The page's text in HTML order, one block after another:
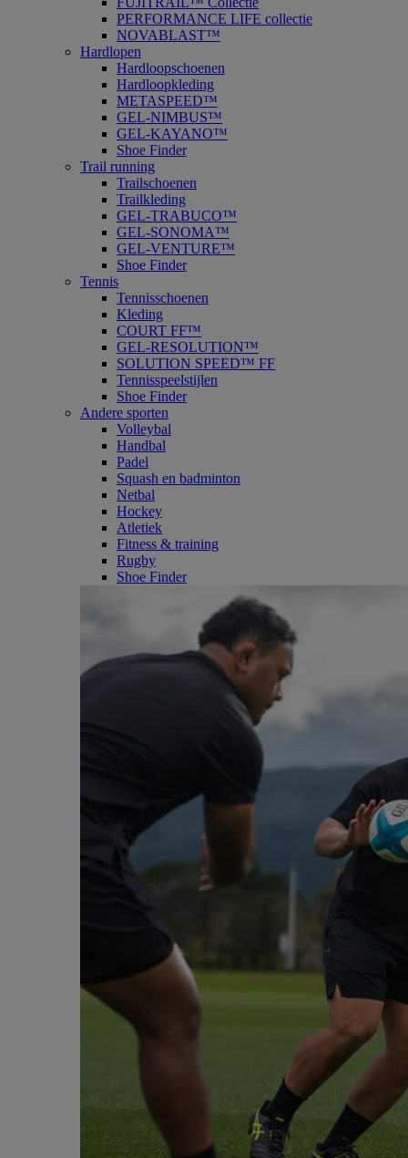
PERFORMANCE LIFE collectie
NOVABLAST™
Hardlopen
Hardloopschoenen
Hardloopkleding
METASPEED™
GEL-NIMBUS™
GEL-KAYANO™
Shoe Finder
Trail running
Trailschoenen
Trailkleding
GEL-TRABUCO™
GEL-SONOMA™
GEL-VENTURE™
Shoe Finder
Tennis
Tennisschoenen
Kleding
COURT FF™
GEL-RESOLUTION™
SOLUTION SPEED™ FF
Tennisspeelstijlen
Shoe Finder
Andere sporten
Volleybal
Handbal
Padel
Squash en badminton
Netbal
Hockey
Atletiek
Fitness & training
Rugby
Shoe Finder